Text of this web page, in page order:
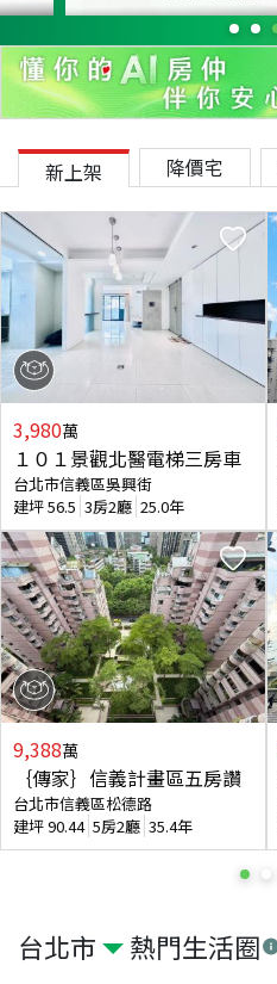
台北市 熱門生活圈
新上架 降價宅
3,980萬
１０１景觀北醫電梯三房車
台北市信義區吳興街
建坪56.5 3房2廳 25.0年
9,388萬
｛傳家｝信義計畫區五房讚
台北市信義區松德路
建坪90.44 5房2廳 35.4年